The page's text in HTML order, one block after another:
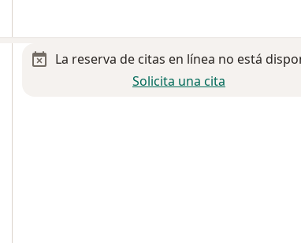
La reserva de citas en línea no está
Solicita una cita